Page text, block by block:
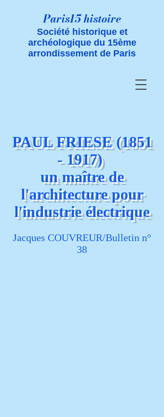
Paris15 histoire
Société historique et
archéologique du 15ème
arrondissement de Paris
PAUL FRIESE(1851
- 1917)
un maître de
l'architecture pour
l'industrie électrique
Jacques COUVREUR/Bulletin n°
38